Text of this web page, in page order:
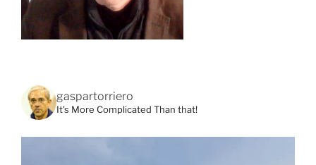
gaspartorriero
It's More Complicated Than that!